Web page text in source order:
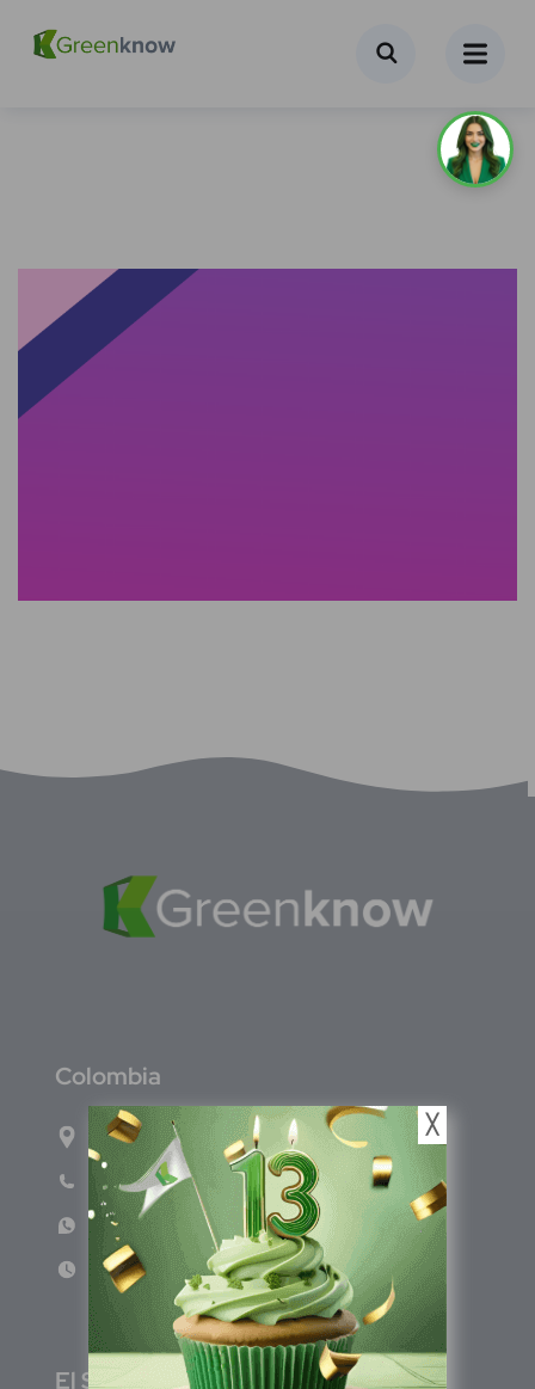
Colombia
Carrera 71G #117-67 INT 3 OFI 701
Teléfono: (601) 522 3869
WhatsApp: +57 317 4651554
Lun - Vie 8:00am - 5:00pm
El Salvador
╳